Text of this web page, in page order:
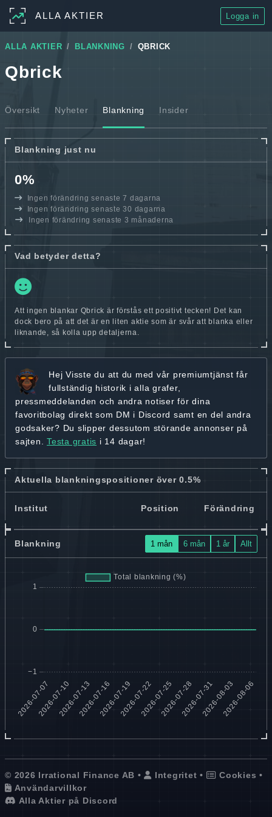
ALLA AKTIER Logga in
ALLA AKTIER BLANKNING QBRICK
Qbrick
Översikt Nyheter Blankning Insider
Blankning just nu
0%
Ingen förändring senaste 7 dagarna
Ingen förändring senaste 30 dagarna
Ingen förändring senaste 3 månaderna
Vad betyder detta?
Att ingen blankar Qbrick är förstås ett positivt tecken! Det kan
dock bero på att det är en liten aktie som är svår att blanka eller
liknande, så kolla upp detaljerna.
Hej Visste du att du med vår premiumtjänst får
fullständig historik i alla grafer,
pressmeddelanden och andra notiser för dina
favoritbolag direkt som DM i Discord samt en del andra
godsaker? Du slipper dessutom störande annonser på
sajten. Testa gratis i 14 dagar!
Aktuella blankningspositioner över 0.5%
Institut Position Förändring
Blankning 1 mån 6 mån 1 år Allt
© 2026 Irrational Finance AB • Integritet • Cookies •
Användarvillkor
Alla Aktier på Discord